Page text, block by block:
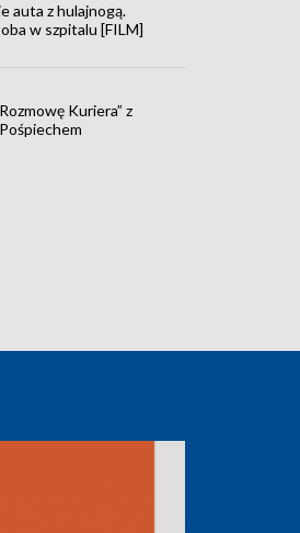
auta z hulajnogą.
w szpitalu [FILM]
Kuriera” z